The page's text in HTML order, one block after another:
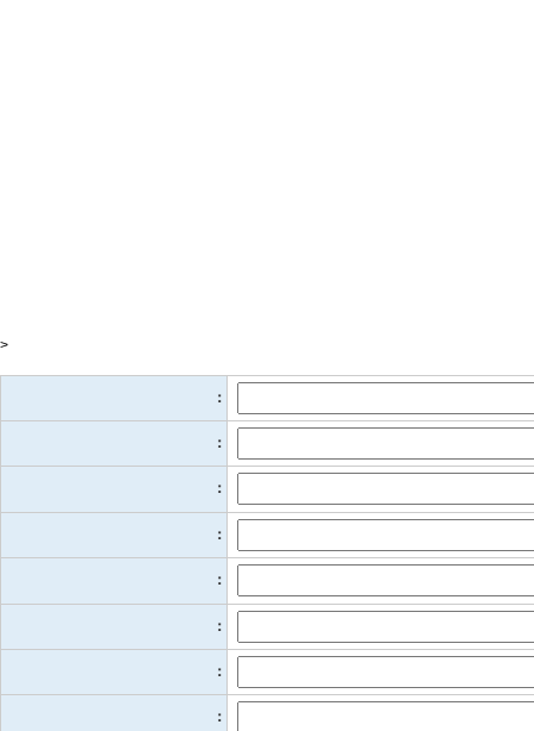
>
：
：
：
：
：
：
：
：